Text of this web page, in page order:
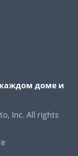
доме и
Inc. All rights